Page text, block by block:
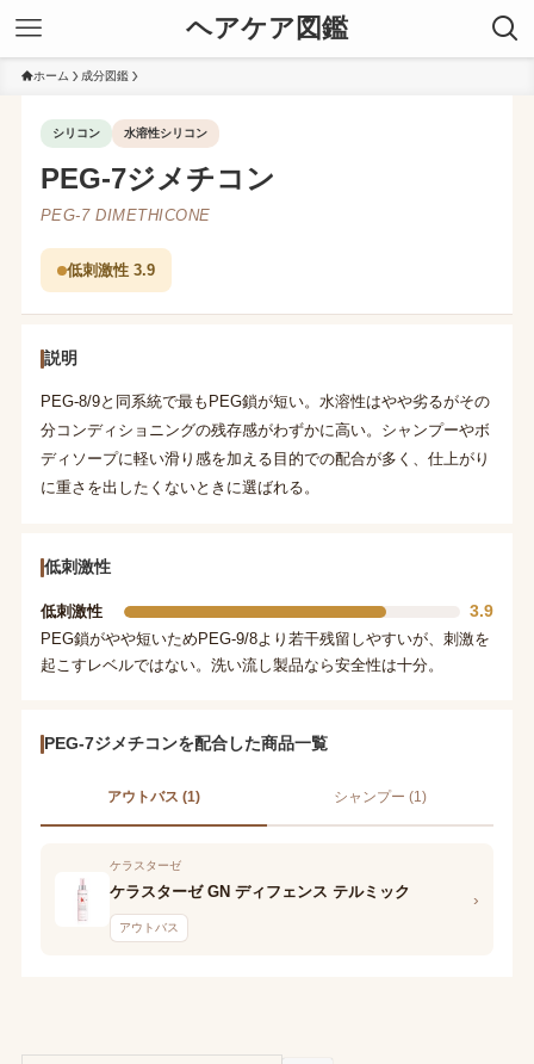
ヘアケア図鑑
ホーム 成分図鑑
シリコン 水溶性シリコン
PEG-7ジメチコン
PEG-7 DIMETHICONE
低刺激性 3.9
説明
PEG-8/9と同系統で最もPEG鎖が短い。水溶性はやや劣るがその
分コンディショニングの残存感がわずかに高い。シャンプーやボ
ディソープに軽い滑り感を加える目的での配合が多く、仕上がり
に重さを出したくないときに選ばれる。
低刺激性
低刺激性 3.9
PEG鎖がやや短いためPEG-9/8より若干残留しやすいが、刺激を
起こすレベルではない。洗い流し製品なら安全性は十分。
PEG-7ジメチコンを配合した商品一覧
アウトバス (1) シャンプー (1)
ケラスターゼ
ケラスターゼ GN ディフェンス テルミック
アウトバス
›